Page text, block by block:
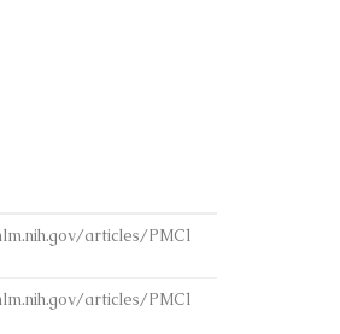
articles/PMC1
articles/PMC1